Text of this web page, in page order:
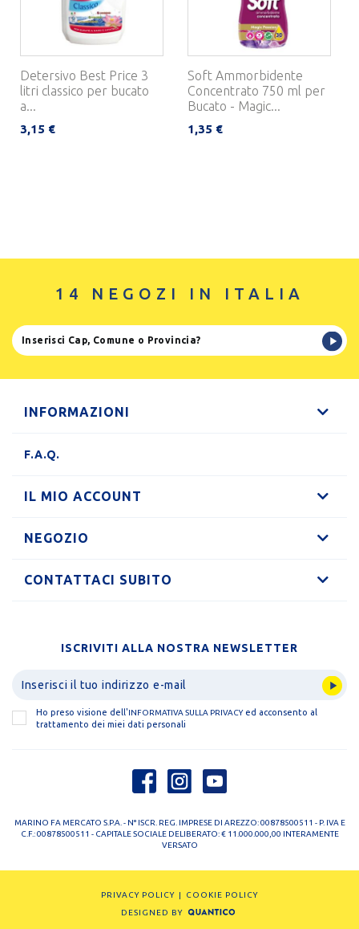
Detersivo Best Price 3
litri classico per bucato
a...
3,15 €
Soft Ammorbidente
Concentrato 750 ml per
Bucato - Magic...
1,35 €
14 NEGOZI IN ITALIA
INFORMAZIONI
F.A.Q.
IL MIO ACCOUNT
NEGOZIO
CONTATTACI SUBITO
ISCRIVITI ALLA NOSTRA NEWSLETTER
Ho preso visione dell'INFORMATIVA SULLA PRIVACYed acconsento al
trattamento dei miei dati personali
MARINO FA MERCATO S.P.A. - N° ISCR. REG. IMPRESE DI AREZZO: 00878500511 - P. IVA E
C.F.: 00878500511 - CAPITALE SOCIALE DELIBERATO: € 11.000.000,00 INTERAMENTE
VERSATO
PRIVACY POLICY
COOKIE POLICY
DESIGNED BY